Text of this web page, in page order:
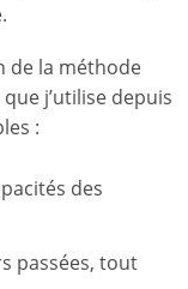
de la méthode
j’utilise depuis
:
des
passées, tout